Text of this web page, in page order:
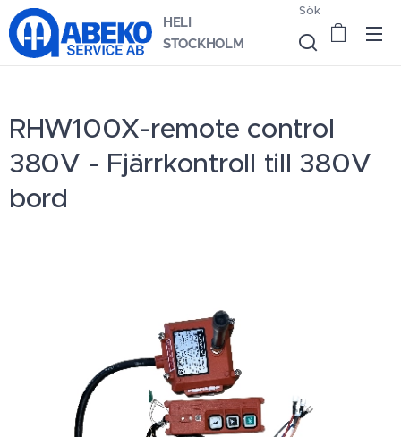
HELI
STOCKHOLM
Sök
RHW100X-remote control
380V - Fjärrkontroll till 380V
bord